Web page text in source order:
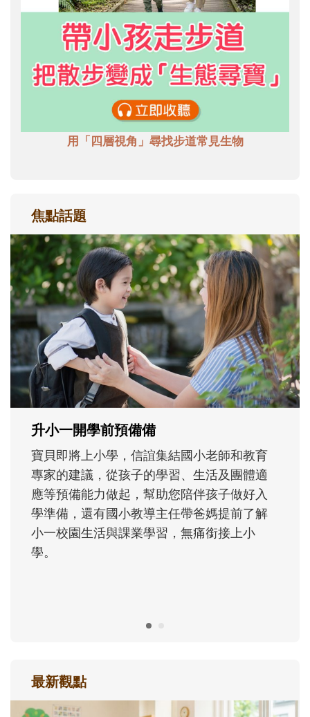
用「四層視角」尋找步道常見生物
焦點話題
和孩子一起長大的那個男人│讀懂父親的
不同模樣
沒有人天生就擅長當爸爸！男人總是在一次
次「前所未有」的體驗中，跟著孩子一起長
大。從給予安全感的肢體遊戲，到獨立自
主、角色認同及解決問題的能力養成。爸爸
正嘗試用不同的模樣，參與孩子每個重要的
最新觀點